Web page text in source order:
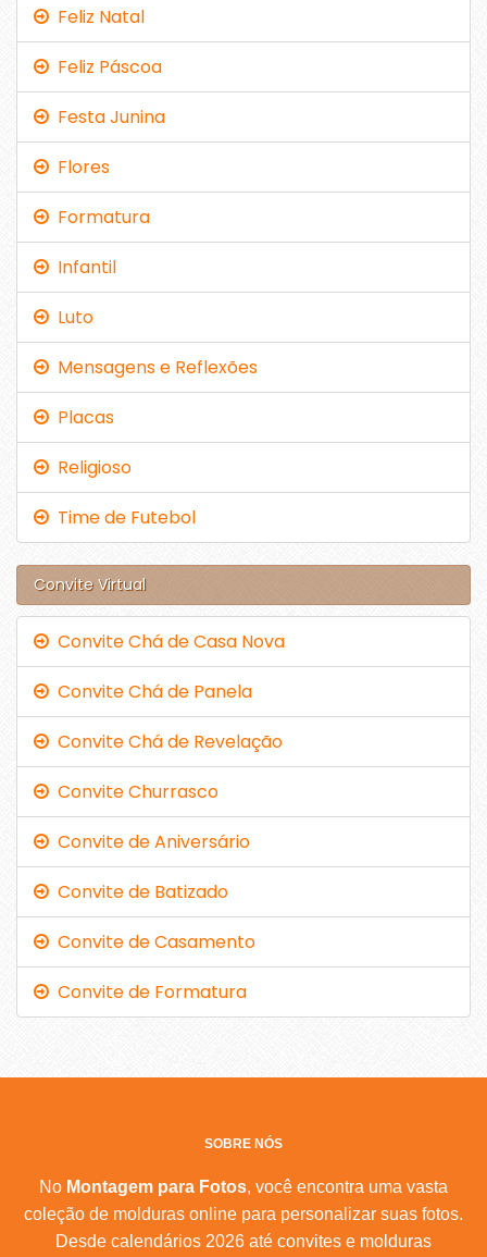
Feliz Natal
Feliz Páscoa
Festa Junina
Flores
Formatura
Infantil
Luto
Mensagens e Reflexões
Placas
Religioso
Time de Futebol
Convite Virtual
Convite Chá de Casa Nova
Convite Chá de Panela
Convite Chá de Revelação
Convite Churrasco
Convite de Aniversário
Convite de Batizado
Convite de Casamento
Convite de Formatura
SOBRE NÓS
No Montagem para Fotos, você encontra uma vasta
coleção de molduras online para personalizar suas fotos.
Desde calendários 2026 até convites e molduras